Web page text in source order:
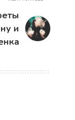
и